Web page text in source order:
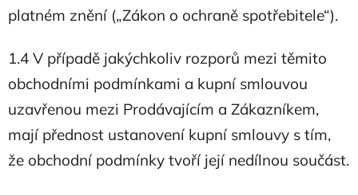
platném znění („Zákon o ochraně spotřebitele“).
1.4 V případě jakýchkoliv rozporů mezi těmito
obchodními podmínkami a kupní smlouvou
uzavřenou mezi Prodávajícím a Zákazníkem,
mají přednost ustanovení kupní smlouvy s tím,
že obchodní podmínky tvoří její nedílnou součást.